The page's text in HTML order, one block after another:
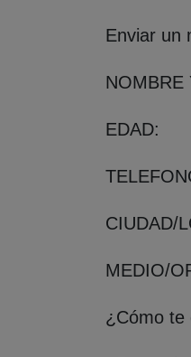
Enviar un
NOMBRE
EDAD:
CIUDAD/
MEDIO/
¿Cómo te